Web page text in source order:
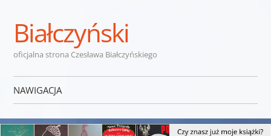
Białczyński
oficjalna strona Czesława Białczyńskiego
NAWIGACJA